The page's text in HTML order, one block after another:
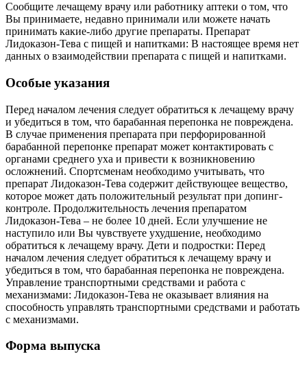
Сообщите лечащему врачу или работнику аптеки о том, что
Вы принимаете, недавно принимали или можете начать
принимать какие-либо другие препараты. Препарат
Лидоказон-Тева с пищей и напитками: В настоящее время нет
данных о взаимодействии препарата с пищей и напитками.
Особые указания
Перед началом лечения следует обратиться к лечащему врачу
и убедиться в том, что барабанная перепонка не повреждена.
В случае применения препарата при перфорированной
барабанной перепонке препарат может контактировать с
органами среднего уха и привести к возникновению
осложнений. Спортсменам необходимо учитывать, что
препарат Лидоказон-Тева содержит действующее вещество,
которое может дать положительный результат при допинг-
контроле. Продолжительность лечения препаратом
Лидоказон-Тева – не более 10 дней. Если улучшение не
наступило или Вы чувствуете ухудшение, необходимо
обратиться к лечащему врачу. Дети и подростки: Перед
началом лечения следует обратиться к лечащему врачу и
убедиться в том, что барабанная перепонка не повреждена.
Управление транспортными средствами и работа с
механизмами: Лидоказон-Тева не оказывает влияния на
способность управлять транспортными средствами и работать
с механизмами.
Форма выпуска